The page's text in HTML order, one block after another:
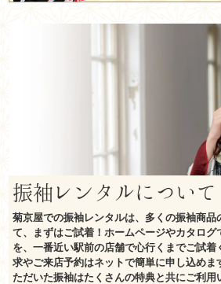
振袖レンタルについて
菊京屋での振袖レンタルは、多くの振袖商品
て、まずはご試着！ホームページやカタログ
を、一番近い駅前の店舗で心行くまでご試着
求やご来店予約はネットで簡単に申し込めま
ただいた振袖はたくさんの特典と共にご利用